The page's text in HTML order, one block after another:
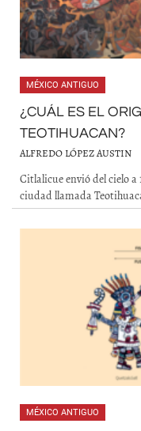
MÉXICO ANTIGUO
¿CUÁL ES EL
TEOTIHUACAN?
ALFREDO LÓPEZ AUSTIN
Citlalicue envió del cielo a
ciudad llamada
MÉXICO ANTIGUO